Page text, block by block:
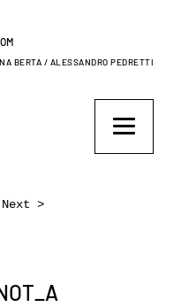
BERTA / ALESSANDRO PEDRETTI
Next >